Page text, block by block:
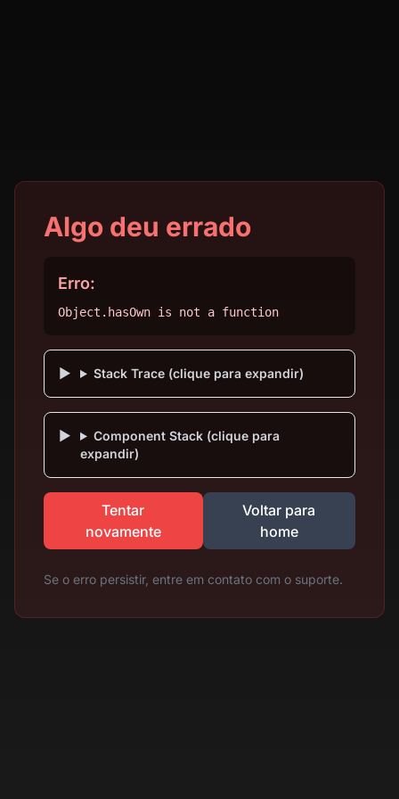
Algo deu errado
Erro:
Object.hasOwn is not a function
Stack Trace (clique para expandir)
Component Stack (clique para
expandir)
Tentar
novamente
Voltar para
home
Se o erro persistir, entre em contato com o suporte.